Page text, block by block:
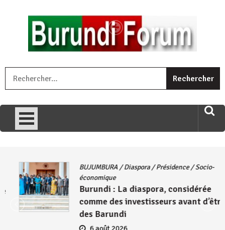
umariye umuryango wawe canke igihugu cakwibarutse .Wewe
uri ngaha ndagusigiye iki kibazo : Uriko ukora iki kugira ngo
BUJUMBURA/Diaspora/Présidence/Socio-
économique
Burundi : La diaspora, considérée
comme des investisseurs avant d’être
des Barundi